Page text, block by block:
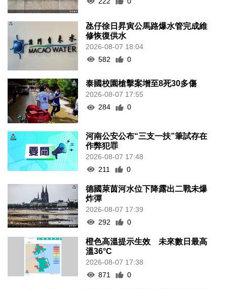
氹仔徐日昇寅公馬路爆水管完成維
修恢復供水
2026-08-07 18:04
582
0
泰國校園槍擊案增至8死30多傷
2026-08-07 17:55
284
0
河南公安公布“三支一扶”筆試存在
作弊犯罪
2026-08-07 17:48
211
0
德國萊茵河水位下降露出二戰未爆
炸彈
2026-08-07 17:39
292
0
橙色高溫提示生效 未來數日最高
溫36°C
2026-08-07 17:38
871
0